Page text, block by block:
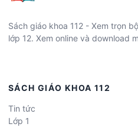
Sách giáo khoa 112 - Xem trọn
lớp 12. Xem online và download
SÁCH GIÁO KHOA 112
Tin tức
Lớp 1